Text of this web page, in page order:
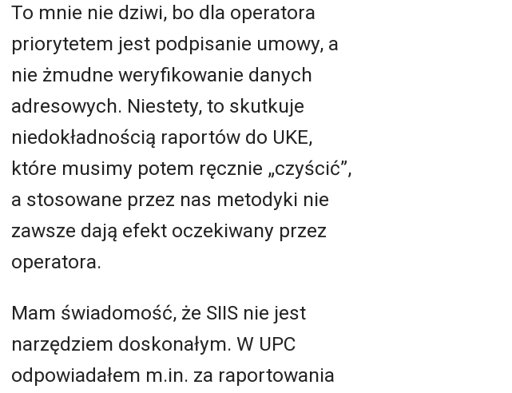
To mnie nie dziwi, bo dla operatora
priorytetem jest podpisanie umowy, a
nie żmudne weryfikowanie danych
adresowych. Niestety, to skutkuje
niedokładnością raportów do UKE,
które musimy potem ręcznie „czyścić”,
a stosowane przez nas metodyki nie
zawsze dają efekt oczekiwany przez
operatora.
Mam świadomość, że SIIS nie jest
narzędziem doskonałym. W UPC
odpowiadałem m.in. za raportowania